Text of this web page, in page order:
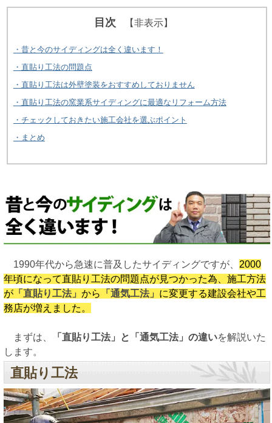
目次 【非表示】
・昔と今のサイディングは全く違います！
・直貼り工法の問題点
・直貼り工法は外壁塗装をおすすめしておりません
・直貼り工法の窯業系サイディングに最適なリフォーム方法
・チェックしておきたい施工会社を選ぶポイント
・まとめ
1990年代から急速に普及したサイディングですが、 2000
年頃になって直貼り工法の問題点が見つかった為、施工方法
が「直貼り工法」 から 「通気工法」 に変更する建設会社や工
務店が増えました。
まずは、 「直貼り工法」と「通気工法」の違いを解説いた
します。
直貼り工法